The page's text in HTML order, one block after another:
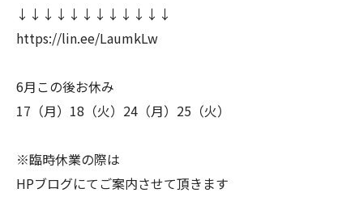
↓↓↓↓↓↓↓↓↓↓↓↓
https://lin.ee/LaumkLw
6月この後お休み
17（月）18（火）24（月）25（火）
※臨時休業の際は
HPブログにてご案内させて頂きます